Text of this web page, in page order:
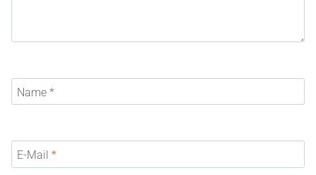
Name *
E-Mail *